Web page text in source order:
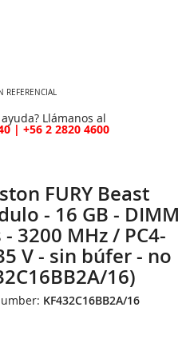
REFERENCIAL
Llámanos al
| +56 2 2820 4600
FURY Beast
- 16 GB - DIMM
3200 MHz / PC4-
V - sin búfer - no
16)
KF432C16BB2A/16